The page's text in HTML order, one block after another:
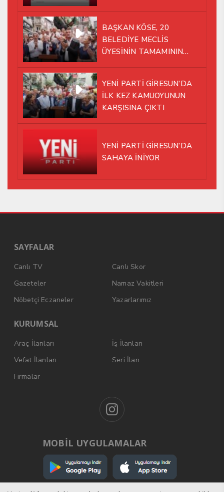
BAŞKAN KÖSE, 20
BELEDİYE MECLİS
ÜYESİNİN TAMAMININ
YÜRÜMEYE KARAR VERDİK
YENİ PARTİ GİRESUN’DA
İLK KEZ KAMUOYUNUN
KARŞISINA ÇIKTI
YENİ PARTİ GİRESUN’DA
SAHAYA İNİYOR
SAYFALAR
Canlı TV
Canlı Skor
Gazeteler
Namaz Vakitleri
Nöbetçi Eczaneler
Yazarlarımız
KURUMSAL
Araç İlanları
İş İlanları
Vefat İlanları
Seri İlan
Firmalar
MOBİL UYGULAMALAR